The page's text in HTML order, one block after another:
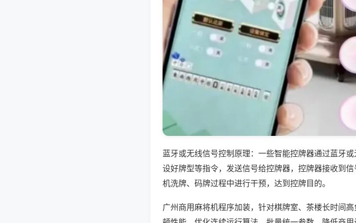
蓝牙或无线信号控制原理：一些智能控牌器通过蓝牙
设好牌型等指令，发送信号给控牌器，控牌器接收到
机洗牌、码牌过程中进行干预，达到控牌目的。
广州商用麻将机程序加装，针对棋牌室、茶楼长时间